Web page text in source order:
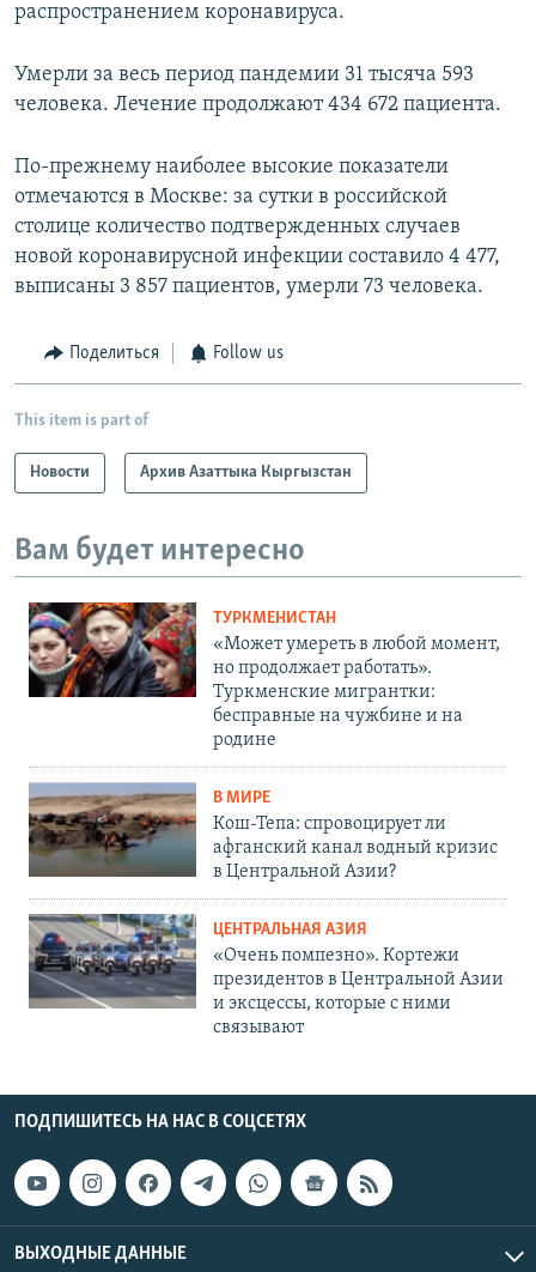
распространением коронавируса.
Умерли за весь период пандемии 31 тысяча 593
человека. Лечение продолжают 434 672 пациента.
По-прежнему наиболее высокие показатели
отмечаются в Москве: за сутки в российской
столице количество подтвержденных случаев
новой коронавирусной инфекции составило 4 477,
выписаны 3 857 пациентов, умерли 73 человека.
Поделиться Follow us
This item is part of
Новости Архив Азаттыка Кыргызстан
Вам будет интересно
ТУРКМЕНИСТАН
«Может умереть в любой момент,
но продолжает работать».
Туркменские мигрантки:
бесправные на чужбине и на
родине
В МИРЕ
Кош-Тепа: спровоцирует ли
афганский канал водный кризис
в Центральной Азии?
ЦЕНТРАЛЬНАЯ АЗИЯ
«Очень помпезно». Кортежи
президентов в Центральной Азии
и эксцессы, которые с ними
связывают
ПОДПИШИТЕСЬ НА НАС В СОЦСЕТЯХ
ВЫХОДНЫЕ ДАННЫЕ